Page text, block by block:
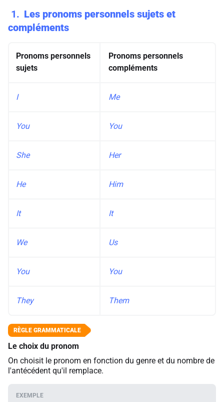
1
Les pronoms personnels sujets et
compléments
Pronoms personnels
sujets
Pronoms personnels
compléments
I Me
You You
She Her
He Him
It It
We Us
You You
They Them
Le choix du pronom
On choisit le pronom en fonction du genre et du nombre de
l'antécédent qu'il remplace.